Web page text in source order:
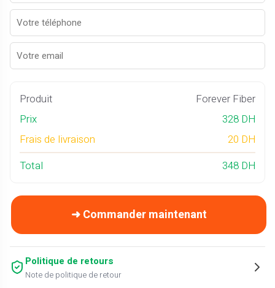
Produit
Forever Fiber
Prix
328 DH
Frais de livraison
20 DH
Total
348 DH
➜ Commander maintenant
Politique de retours
Note de politique de retour